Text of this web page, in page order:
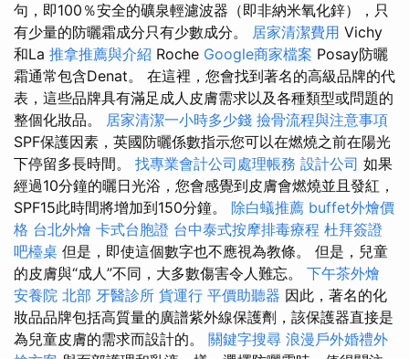
句，即100％安全的礦泉輕濾波器（即非納米氧化鋅），只
有少量的防曬霜成分只有少數成分。 居家清潔費用 Vichy
和La 推拿推薦與介紹 Roche Google商家檔案 Posay防曬
霜通常包含Denat。 在這裡，您會找到著名的高級品牌的代
表，這些品牌具有滿足成人皮膚需求以及各種類型或問題的
整個化妝品。 居家清潔一小時多少錢 撿骨流程與注意事項
SPF保護因素，英國防曬係數指示您可以在燃燒之前在陽光
下停留多長時間。 找專業會計公司處理帳務 設計公司 如果
經過10分鐘的曬日光浴，您會感覺到皮膚會燃燒並且發紅，
SPF15此時間將增加到150分鐘。 除白蟻推薦 buffet外燴價
格 台北外燴 卡式台胞證 台中泰式按摩排毒療程 杜拜簽證
吧檯桌 但是，即使這個數字也不應視為教條。 但是，兒童
的皮膚與“成人”不同，大多數傷害令人難忘。 下午茶外燴
安養院 北部 牙醫診所 貨運行 平價助聽器 因此，著名的化
妝品品牌包括高質量的廣譜紫外線保護劑，該保護器直接是
為兒童皮膚的需求而設計的。 關鍵字搜尋 浪漫戶外婚禮外